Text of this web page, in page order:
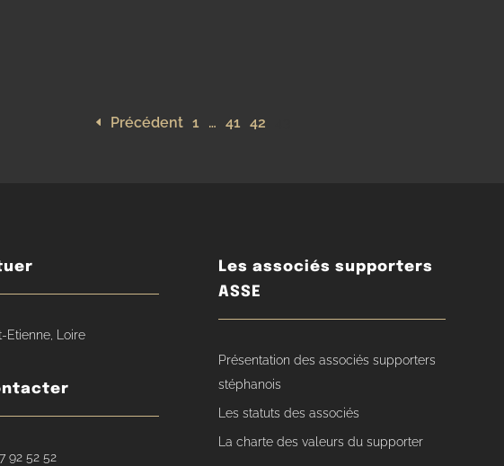
Précédent 1 … 41 42
Etienne, Loire
92 52 52
Les associés supporters
ASSE
Présentation des associés supporters
stéphanois
Les statuts des associés
La charte des valeurs du supporter